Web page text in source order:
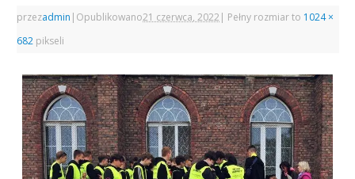
przezadmin | Opublikowano21 czerwca, 2022 | Pełny rozmiar to 1024 ×
682 pikseli